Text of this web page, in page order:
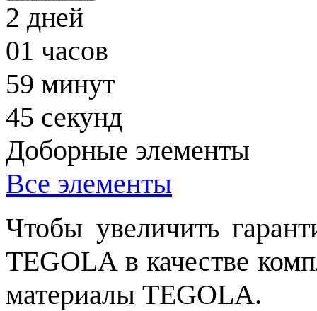
2 дней
01 часов
59 минут
44 секунд
Доборные элементы
Все элементы
Чтобы увеличить
TEGOLA в качестве
материалы TEGOLA.